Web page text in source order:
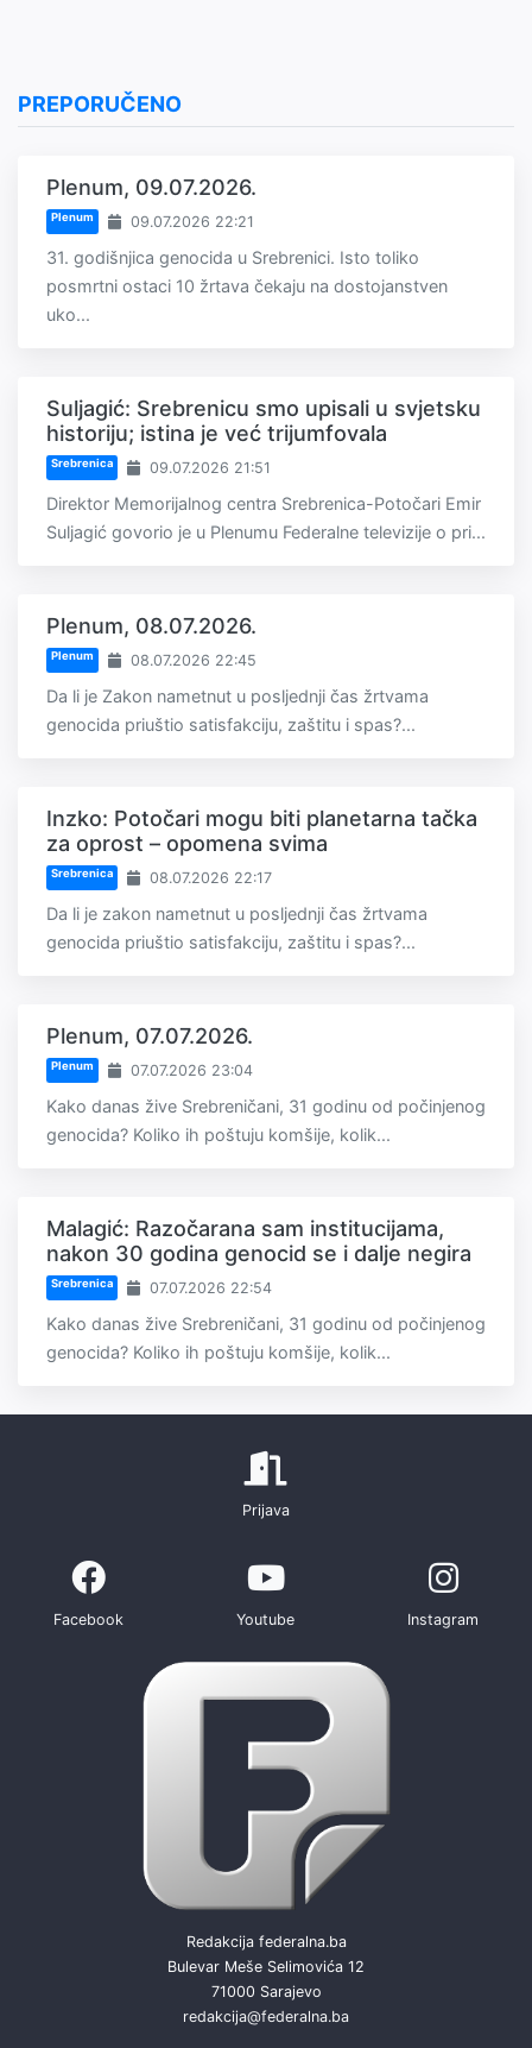
PREPORUČENO
Plenum, 09.07.2026.
Plenum 09.07.2026 22:21
31. godišnjica genocida u Srebrenici. Isto toliko
posmrtni ostaci 10 žrtava čekaju na dostojanstven
uko...
Suljagić: Srebrenicu smo upisali u svjetsku
historiju; istina je već trijumfovala
Srebrenica 09.07.2026 21:51
Direktor Memorijalnog centra Srebrenica-Potočari Emir
Suljagić govorio je u Plenumu Federalne televizije o pri...
Plenum, 08.07.2026.
Plenum 08.07.2026 22:45
Da li je Zakon nametnut u posljednji čas žrtvama
genocida priuštio satisfakciju, zaštitu i spas?...
Inzko: Potočari mogu biti planetarna tačka
za oprost – opomena svima
Srebrenica 08.07.2026 22:17
Da li je zakon nametnut u posljednji čas žrtvama
genocida priuštio satisfakciju, zaštitu i spas?...
Plenum, 07.07.2026.
Plenum 07.07.2026 23:04
Kako danas žive Srebreničani, 31 godinu od počinjenog
genocida? Koliko ih poštuju komšije, kolik...
Malagić: Razočarana sam institucijama,
nakon 30 godina genocid se i dalje negira
Srebrenica 07.07.2026 22:54
Kako danas žive Srebreničani, 31 godinu od počinjenog
genocida? Koliko ih poštuju komšije, kolik...
Prijava
Facebook Youtube Instagram
Redakcija federalna.ba
Bulevar Meše Selimovića 12
71000 Sarajevo
redakcija@federalna.ba